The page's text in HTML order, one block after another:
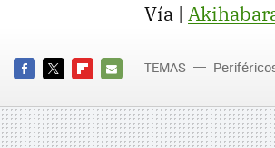
Vía |
MAIL
TEMAS